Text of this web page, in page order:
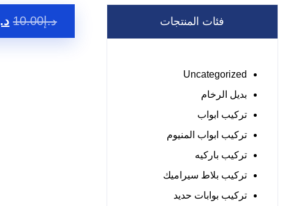
د.إ10.00 د.إ فئات المنتجات
Uncategorized
بديل الرخام
تركيب ابواب
تركيب ابواب المنيوم
تركيب باركيه
تركيب بلاط سيراميك
تركيب بوابات حديد